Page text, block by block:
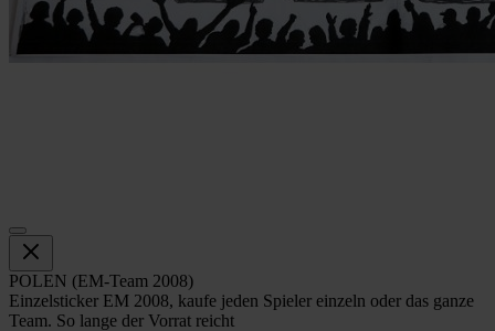
POLEN (EM-Team 2008)
Einzelsticker EM 2008, kaufe jeden Spieler einzeln oder das ganze
Team. So lange der Vorrat reicht